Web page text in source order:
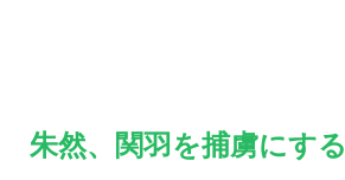
朱然、関羽を捕虜にする